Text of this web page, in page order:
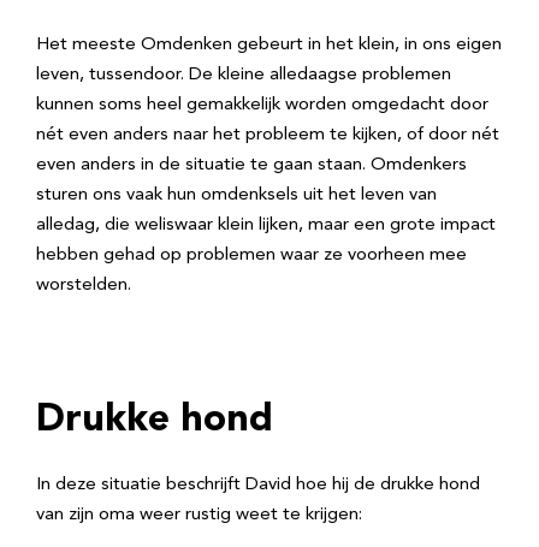
Het meeste Omdenken gebeurt in het klein, in ons eigen
leven, tussendoor. De kleine alledaagse problemen
kunnen soms heel gemakkelijk worden omgedacht door
nét even anders naar het probleem te kijken, of door nét
even anders in de situatie te gaan staan. Omdenkers
sturen ons vaak hun omdenksels uit het leven van
alledag, die weliswaar klein lijken, maar een grote impact
hebben gehad op problemen waar ze voorheen mee
worstelden.
Drukke hond
In deze situatie beschrijft David hoe hij de drukke hond
van zijn oma weer rustig weet te krijgen: